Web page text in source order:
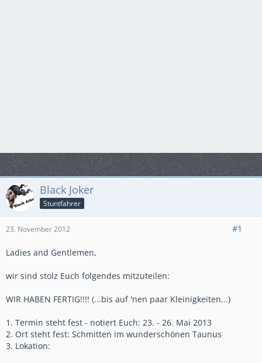
Black Joker
Stuntfahrer
23. November 2012 #1
Ladies and Gentlemen,
wir sind stolz Euch folgendes mitzuteilen:
WIR HABEN FERTIG!!!! (...bis auf 'nen paar Kleinigkeiten...)
1. Termin steht fest - notiert Euch: 23. - 26. Mai 2013
2. Ort steht fest: Schmitten im wunderschönen Taunus
3. Lokation: